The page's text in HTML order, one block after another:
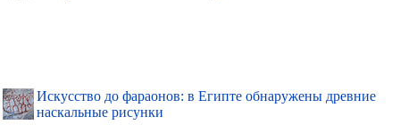
Искусство до фараонов: в Египте обнаружены древние
наскальные рисунки